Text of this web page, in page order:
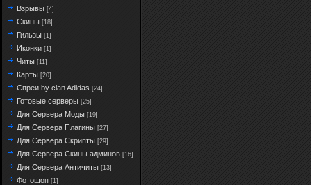
Взрывы [4]
Скины [18]
Гильзы [1]
Иконки [1]
Читы [11]
Карты [20]
Спреи by clan Adidas [24]
Готовые серверы [25]
Для Сервера Моды [19]
Для Сервера Плагины [27]
Для Сервера Скрипты [29]
Для Сервера Скины админов [16]
Для Сервера Античиты [13]
Фотошоп [1]